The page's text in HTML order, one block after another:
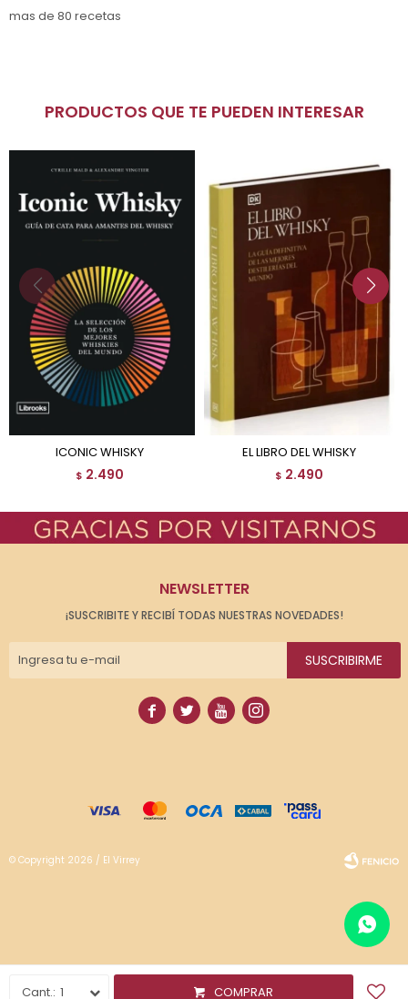
1 COMPRAR
mas de 80 recetas
PRODUCTOS QUE TE PUEDEN INTERESAR
ICONIC WHISKY
$ 2.490
EL LIBRO DEL WHISKY
$ 2.490
NEWSLETTER
¡SUSCRIBITE Y RECIBÍ TODAS NUESTRAS NOVEDADES!
SUSCRIBIRME
   
© Copyright 2026 / El Virrey
Fenicio